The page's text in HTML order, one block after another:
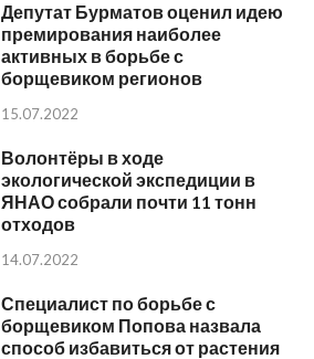
Депутат Бурматов оценил идею
премирования наиболее
активных в борьбе с
борщевиком регионов
15.07.2022
Волонтёры в ходе
экологической экспедиции в
ЯНАО собрали почти 11 тонн
отходов
14.07.2022
Специалист по борьбе с
борщевиком Попова назвала
способ избавиться от растения